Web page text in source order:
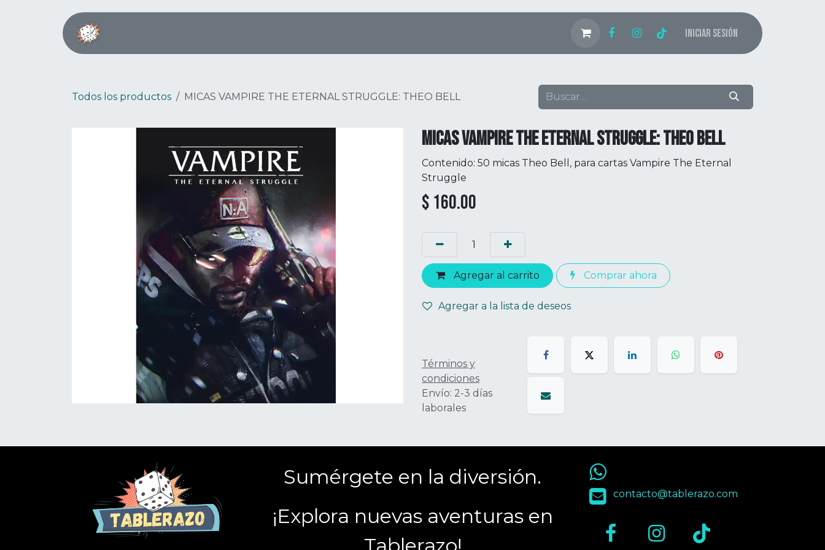
Iniciar sesión
Todos los productos MICAS VAMPIRE THE ETERNAL STRUGGLE: THEO BELL
MICAS VAMPIRE THE ETERNAL STRUGGLE: THEO BELL
Contenido: 50 micas Theo Bell, para cartas Vampire The Eternal
Struggle
$ 160.00
Agregar al carrito Comprar ahora
Agregar a la lista de deseos
Términos y
condiciones
Envío: 2-3 días
laborales
Sumérgete en la diversión.
¡Explora nuevas aventuras en
55 9563 4848
contacto@tablerazo.com